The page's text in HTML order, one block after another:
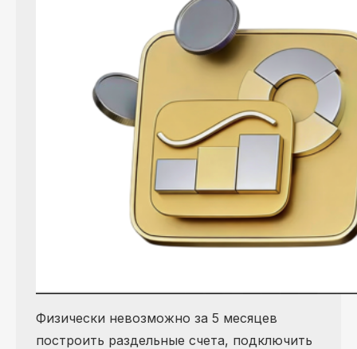
Физически невозможно за 5 месяцев
построить раздельные счета, подключить